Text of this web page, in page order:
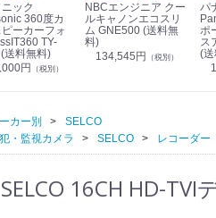
ック
360度カ
ピーカーフォ
TY-
送料無料)
円 （税別）
NBCエンジニア クー
ルキャノンエコスリ
ム GNE500 (送料無
料)
134,545円
（税別）
パ
ポ
ス
(
カー別
SELCO
・監視カメラ SELCO レコーダー
16CH HD-